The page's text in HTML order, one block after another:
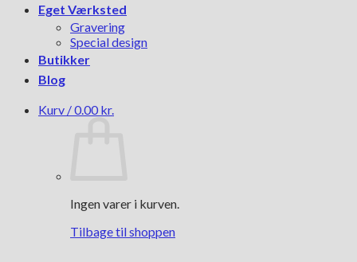
Eget Værksted
Gravering
Special design
Butikker
Blog
Kurv /0.00 kr.
Ingen varer i kurven.
Tilbage til shoppen